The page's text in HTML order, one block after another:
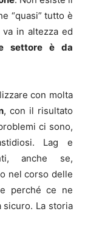
“quasi” tutto è
va in altezza ed
settore è da
con molta
, con il risultato
ci sono,
Lag e
anche se,
nel corso delle
perché ce ne
sicuro. La storia